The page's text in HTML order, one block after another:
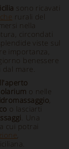
sono ricavati
rurali del
nella
circondati
viste sul
importanza,
benessere
mare.
o nelle
,
o lasciarti
. Una
cui potrai
,